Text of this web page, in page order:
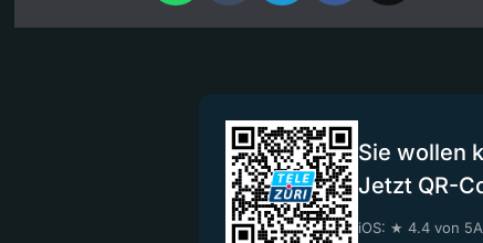
Sie wollen
Jetzt QR-
iOS: ★ 4.4 von 5